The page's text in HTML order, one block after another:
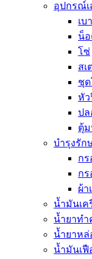
อุปกรณ์เ
เบ
น็อ
โซ่
สเ
ชุ
หัว
ป
ตุ้
บำรุงรัก
กร
กร
ผ้า
น้ำมันเค
น้ำยาทำ
น้ำยาหล่
น้ำมันเฟื